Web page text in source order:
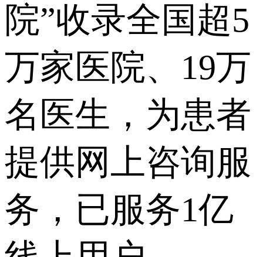
院”收录全国超5
万家医院、19万
名医生，为患者
提供网上咨询服
务，已服务1亿